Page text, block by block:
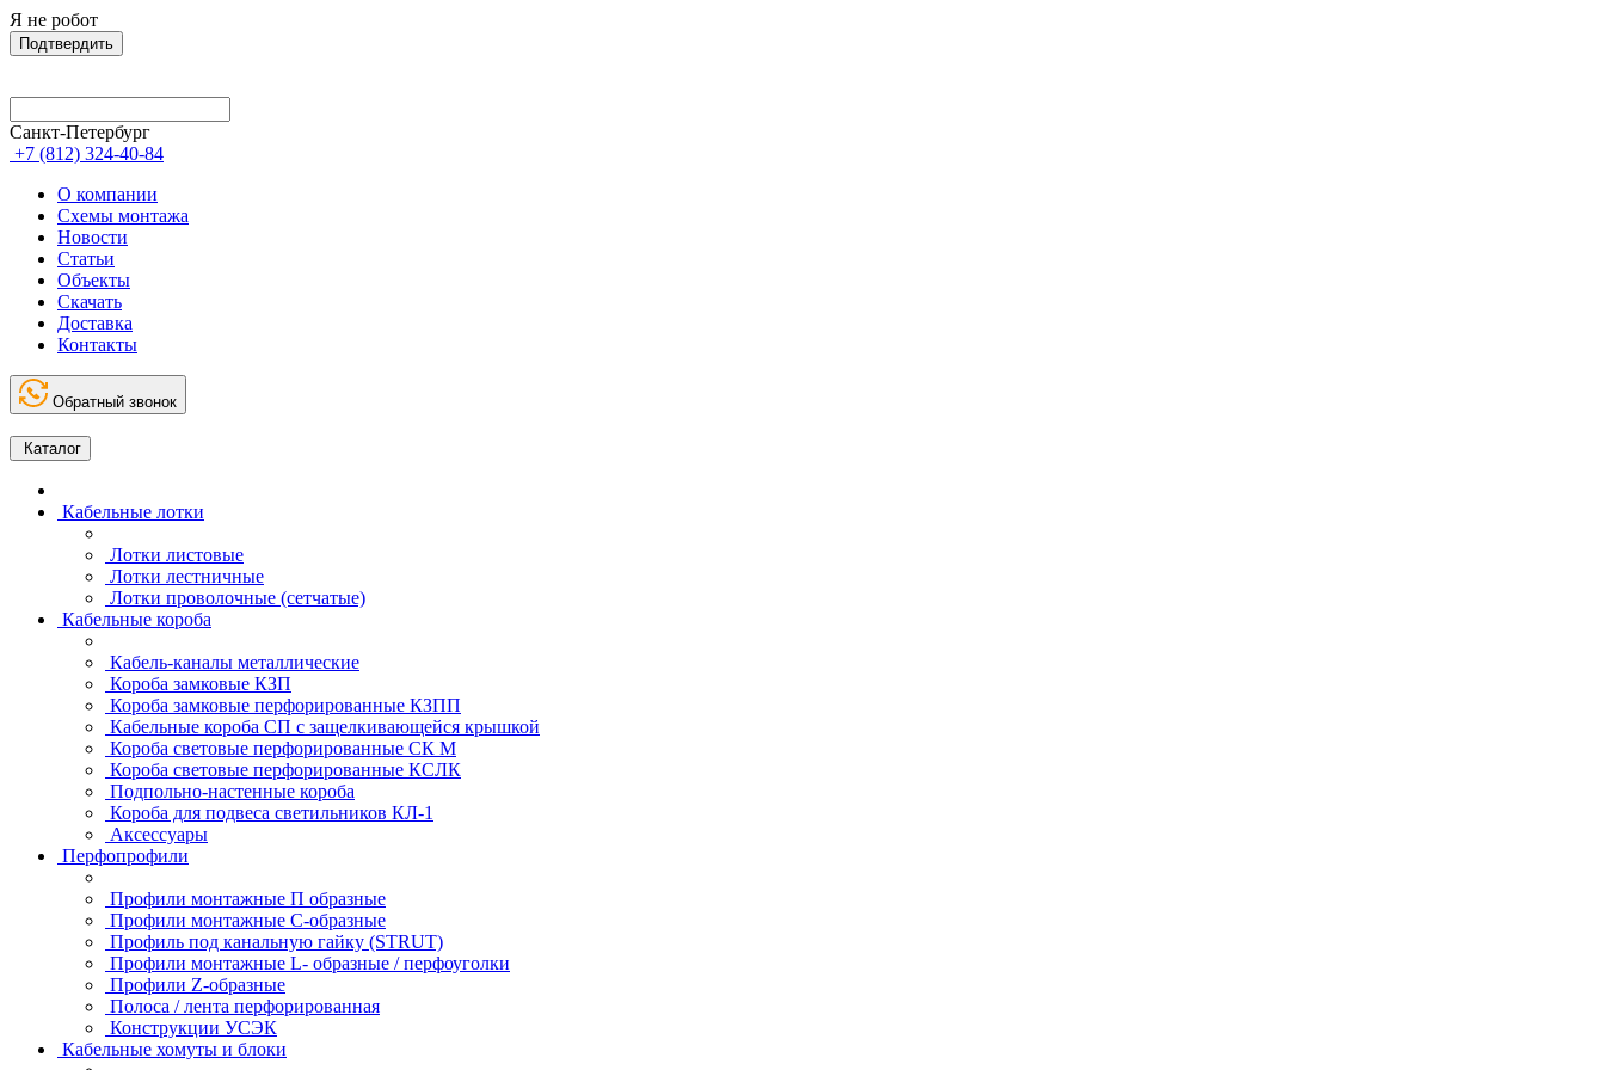
Я не робот
Подтвердить
Санкт-Петербург
+7 (812) 324-40-84
О компании
Схемы монтажа
Новости
Статьи
Объекты
Скачать
Доставка
Контакты
Обратный звонок
Каталог
Кабельные лотки
Лотки листовые
Лотки лестничные
Лотки проволочные (сетчатые)
Кабельные короба
Кабель-каналы металлические
Короба замковые КЗП
Короба замковые перфорированные КЗПП
Кабельные короба СП с защелкивающейся крышкой
Короба световые перфорированные СК М
Короба световые перфорированные КСЛК
Подпольно-настенные короба
Короба для подвеса светильников КЛ-1
Аксессуары
Перфопрофили
Профили монтажные П образные
Профили монтажные C-образные
Профиль под канальную гайку (STRUT)
Профили монтажные L- образные / перфоуголки
Профили Z-образные
Полоса / лента перфорированная
Конструкции УСЭК
Кабельные хомуты и блоки